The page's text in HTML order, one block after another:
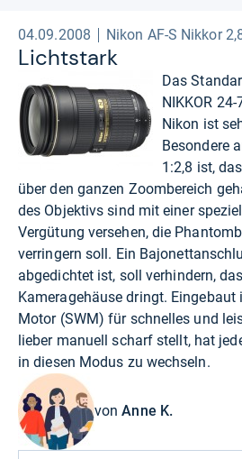
04.09.2008 Nikon AF-S Nikkor
Licht­stark
Das
NIKKOR
Nikon ist
Besondere
1:2,8 ist,
über den ganzen Zoombereich
des Objektivs sind mit einer
Vergütung versehen, die
verringern soll. Ein
abgedichtet ist, soll verhindern,
Kameragehäuse dringt. Eingebaut
Motor (SWM) für schnelles und
lieber manuell scharf stellt, hat
in diesen Modus zu wechseln.
vonAnne K.